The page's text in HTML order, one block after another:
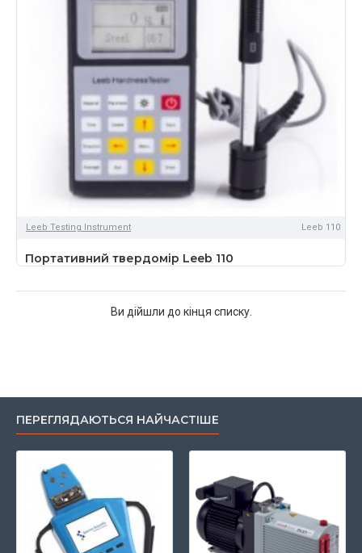
Leeb Testing Instrument Leeb 110
Портативний твердомір Leeb 110
Ви дійшли до кінця списку.
ПЕРЕГЛЯДАЮТЬСЯ НАЙЧАСТІШЕ